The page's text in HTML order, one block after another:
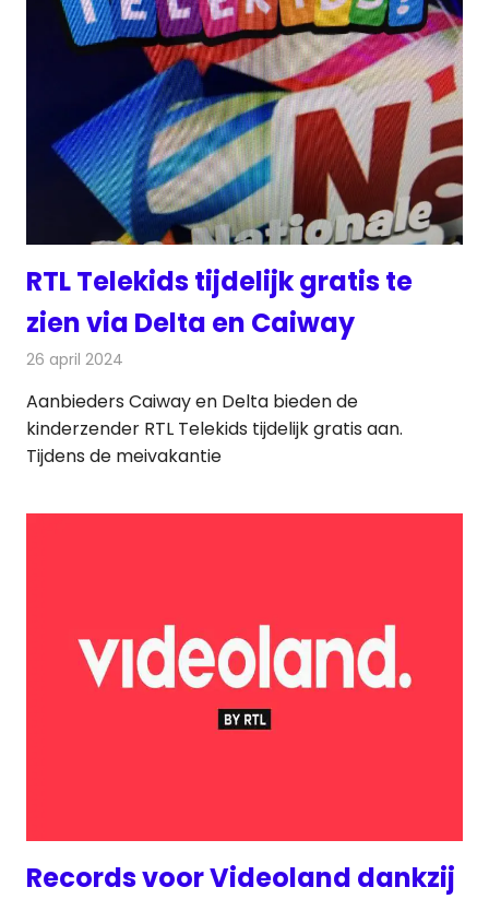
RTL Telekids tijdelijk gratis te
zien via Delta en Caiway
26 april 2024
Aanbieders Caiway en Delta bieden de
kinderzender RTL Telekids tijdelijk gratis aan.
Tijdens de meivakantie
Records voor Videoland dankzij